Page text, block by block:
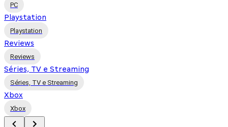
PC
Playstation
Playstation
Reviews
Reviews
Séries, TV e Streaming
Séries, TV e Streaming
Xbox
Xbox